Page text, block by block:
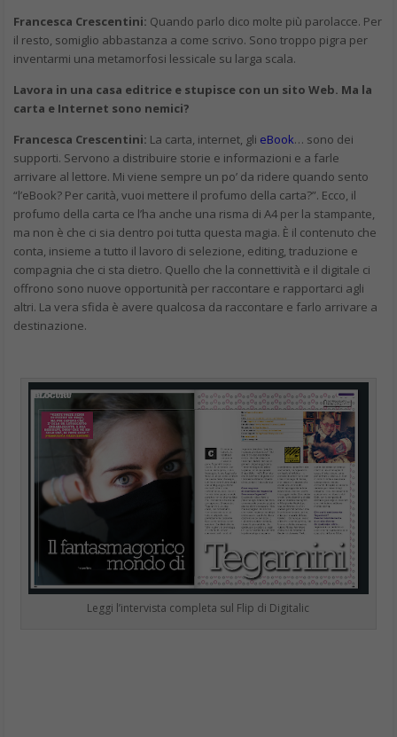
Francesca Crescentini: Quando parlo dico molte più parolacce. Per
il resto, somiglio abbastanza a come scrivo. Sono troppo pigra per
inventarmi una metamorfosi lessicale su larga scala.
Lavora in una casa editrice e stupisce con un sito Web. Ma la
carta e Internet sono nemici?
Francesca Crescentini: La carta, internet, gli eBook… sono dei
supporti. Servono a distribuire storie e informazioni e a farle
arrivare al lettore. Mi viene sempre un po’ da ridere quando sento
“l’eBook? Per carità, vuoi mettere il profumo della carta?”. Ecco, il
profumo della carta ce l’ha anche una risma di A4 per la stampante,
ma non è che ci sia dentro poi tutta questa magia. È il contenuto che
conta, insieme a tutto il lavoro di selezione, editing, traduzione e
compagnia che ci sta dietro. Quello che la connettività e il digitale ci
offrono sono nuove opportunità per raccontare e rapportarci agli
altri. La vera sfida è avere qualcosa da raccontare e farlo arrivare a
destinazione.
Leggi l’intervista completa sul Flip di Digitalic